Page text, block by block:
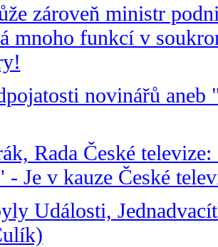
zároveň ministr
mnoho funkcí v
novinářů
Rada České
- Je v kauze České
Události,